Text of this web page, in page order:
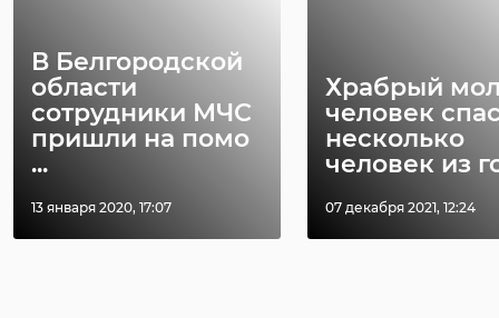
В Белгородской
области
сотрудники МЧС
пришли на помо
...
13 января 2020, 17:07
Храбрый
человек
несколько
человек из
07 декабря 2021, 12:24